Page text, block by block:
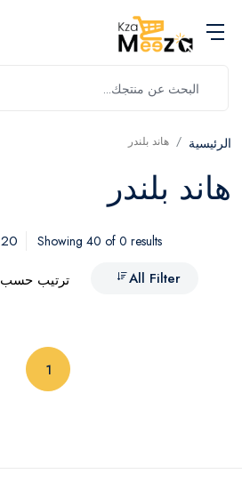
الرئيسية هاند بلندر
هاند بلندر
Showing 40 of 0 results
20
All Filter
ترتيب حسب
1